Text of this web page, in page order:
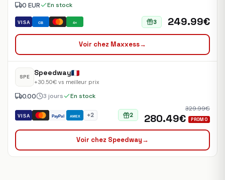
VISA CB 4×
0 EUR En stock
3 249.99€
Voir chez Maxxess→
SPE Speedway
+30.50€ vs meilleur prix
VISA PayPal AMEX +2
0.00 3 jours En stock
2
329.99€
280.49€ PROMO
Voir chez Speedway→